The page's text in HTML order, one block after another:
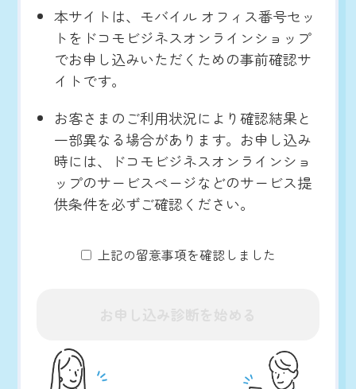
本サイトは、モバイル オフィス番号セッ
トをドコモビジネスオンラインショップ
でお申し込みいただくための事前確認サ
イトです。
お客さまのご利用状況により確認結果と
一部異なる場合があります。お申し込み
時には、ドコモビジネスオンラインショ
ップのサービスページなどのサービス提
供条件を必ずご確認ください。
上記の留意事項を確認しました